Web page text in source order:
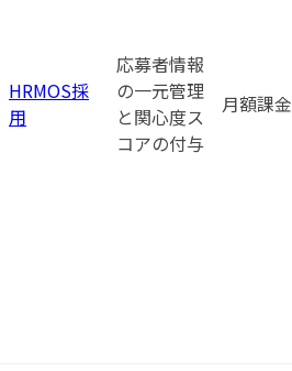
HRMOS採
用
応募者情報
の一元管理
と関心度ス
コアの付与
月額課金